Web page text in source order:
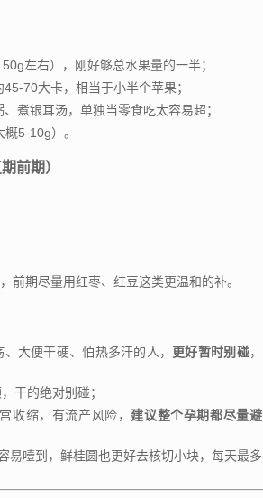
左右），刚好够总水果量的一半；
70大卡，相当于小半个苹果；
煮银耳汤，单独当零食吃太容易超；
5-10g）。
前期）
前期尽量用红枣、红豆这类更温和的补。
大便干硬、怕热多汗的人， 更好暂时别碰，
干的绝对别碰；
收缩，有流产风险， 建议整个孕期都尽量避
易噎到，鲜桂圆也更好去核切小块，每天最多